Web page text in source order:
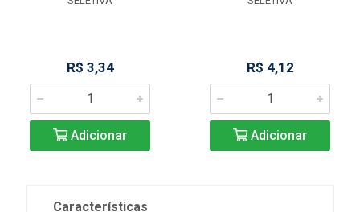
R$ 3,34
Adicionar
R$ 4,12
Adicionar
Características